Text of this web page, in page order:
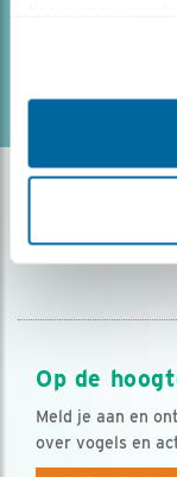
Op de
Meld je aan en
over vogels en